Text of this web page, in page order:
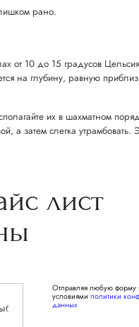
рано.
от 10 до 15 градусов
на глубину, равную
их в шахматном
затем слегка утрамбовать.
лист
Отправляя любую форму
условиями политики
данных